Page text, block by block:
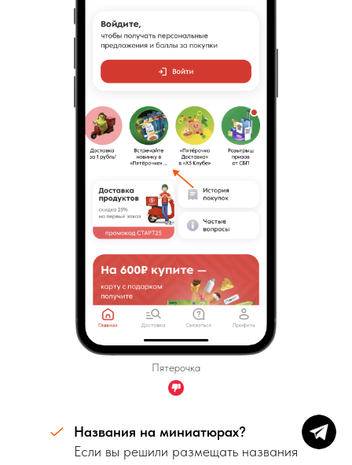
Пятерочка
Названия на миниатюрах?
Если вы решили размещать названия